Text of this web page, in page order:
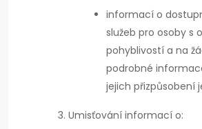
informací o
služeb pro osoby s
pohyblivostí a na
podrobné
jejich přizpůsobení
Umisťování informací o: